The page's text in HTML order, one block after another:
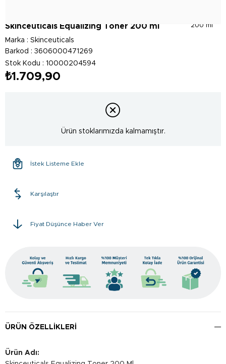
200 ml
Skinceuticals Equalizing Toner 200 ml
Marka : Skinceuticals
Barkod : 3606000471269
Stok Kodu
10000204594
₺1.709,90
Ürün stoklarımızda kalmamıştır.
İstek Listeme Ekle
Karşılaştır
Fiyat Düşünce Haber Ver
ÜRÜN ÖZELLIKLERI
Ürün Adı: